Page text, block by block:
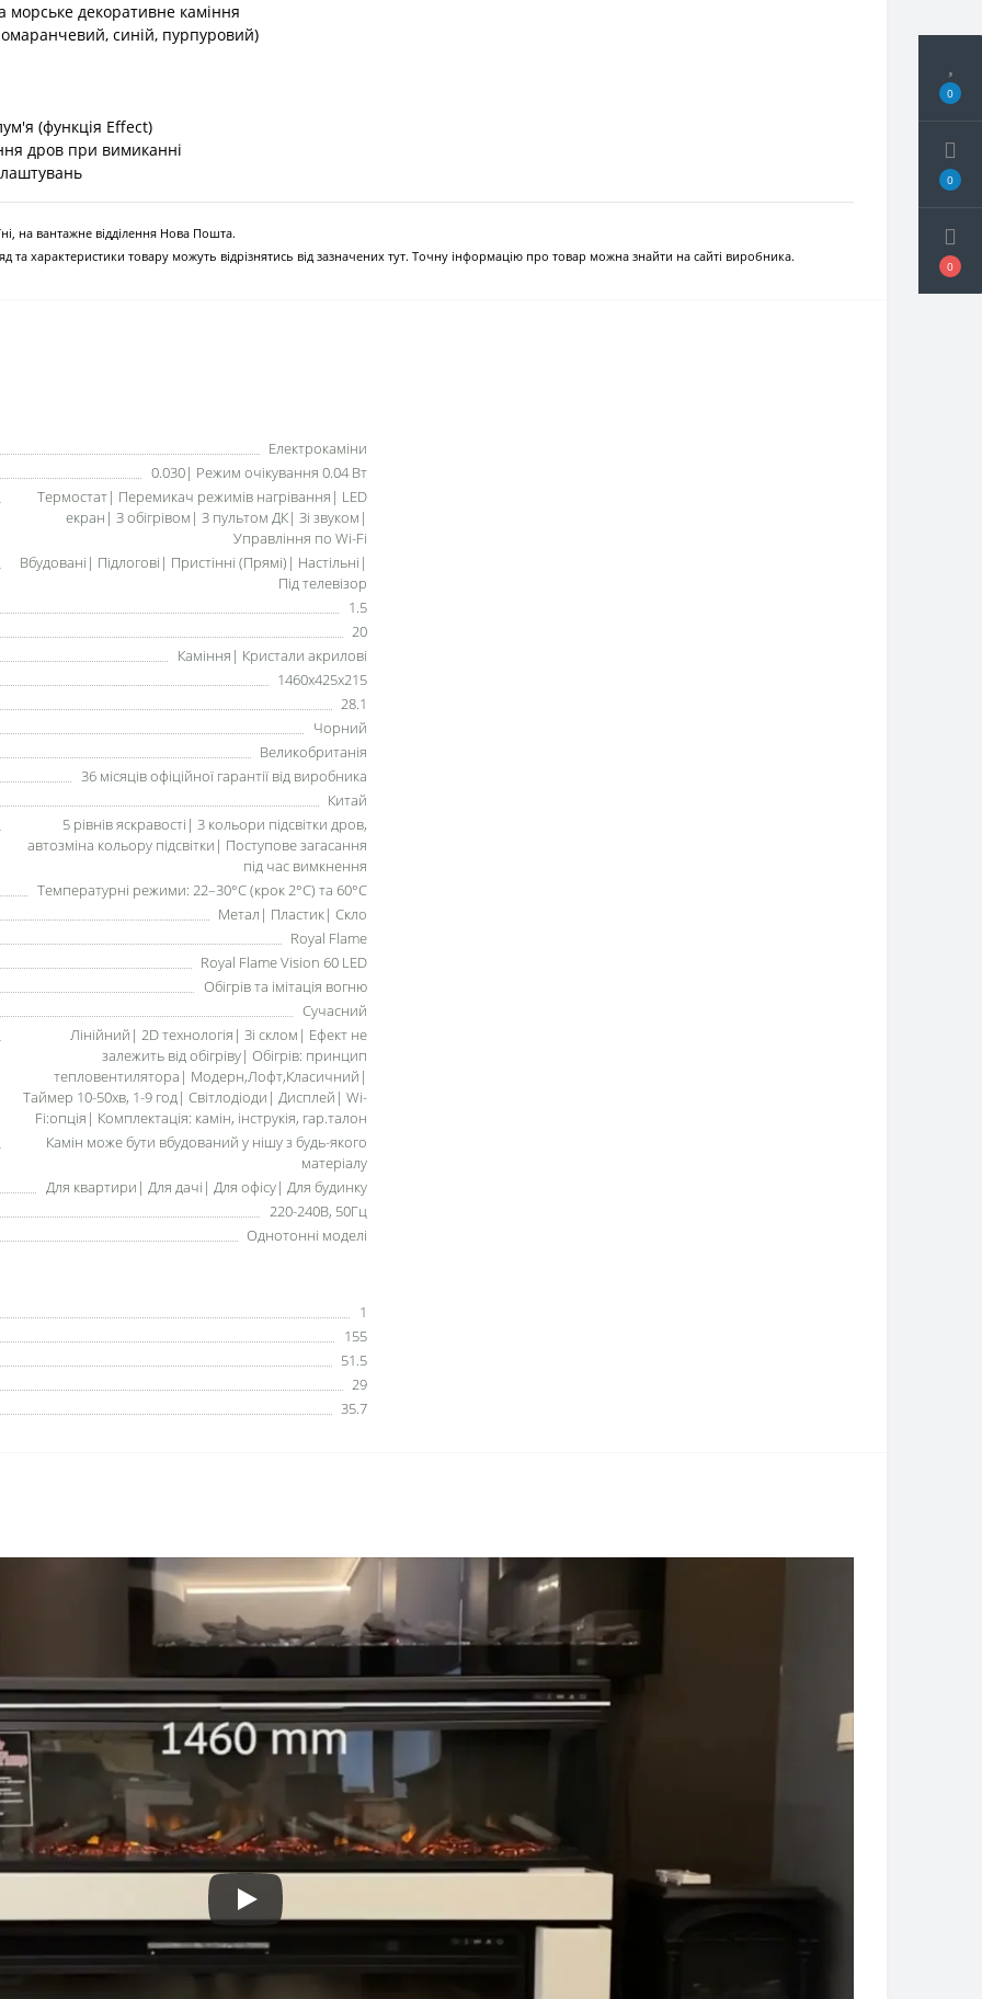
0
0
0
морське декоративне каміння
синій, пурпуровий)
(функція Effect)
дров при вимиканні
на вантажне відділення Нова Пошта.
та характеристики товару можуть відрізнятись від зазначених тут. Точну інформацію про товар можна знайти на сайті виробника.
Електрокаміни
0.030| Режим очікування 0.04 Вт
Термостат| Перемикач режимів нагрівання| LED
екран| З обігрівом| З пультом ДК| Зі звуком|
Управління по Wi-Fi
Вбудовані| Підлогові| Пристінні (Прямі)| Настільні|
Під телевізор
1.5
20
Каміння| Кристали акрилові
1460x425x215
28.1
Чорний
Великобританія
36 місяців офіційної гарантії від виробника
Китай
5 рівнів яскравості| 3 кольори підсвітки дров,
автозміна кольору підсвітки| Поступове загасання
під час вимкнення
Температурні режими: 22–30°C (крок 2°C) та 60°C
Метал| Пластик| Скло
Royal Flame
Royal Flame Vision 60 LED
Обігрів та імітація вогню
Сучасний
Лінійний| 2D технологія| Зі склом| Ефект не
залежить від обігріву| Обігрів: принцип
тепловентилятора| Модерн,Лофт,Класичний|
Таймер 10-50хв, 1-9 год| Світлодіоди| Дисплей| Wi-
Fi:опція| Комплектація: камін, інструкія, гар.талон
Камін може бути вбудований у нішу з будь-якого
матеріалу
Для квартири| Для дачі| Для офісу| Для будинку
220-240В, 50Гц
Однотонні моделі
1
155
51.5
29
35.7